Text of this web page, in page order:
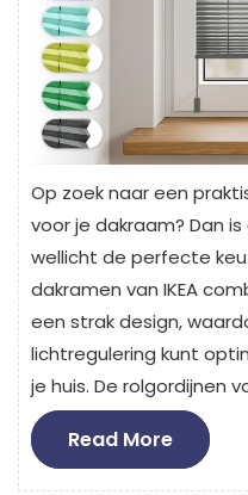
Op zoek naar een
voor je dakraam? Dan is
wellicht de perfecte
dakramen van IKEA
een strak design,
lichtregulering kunt
je huis. De rolgordijnen
Read MoreRead
More